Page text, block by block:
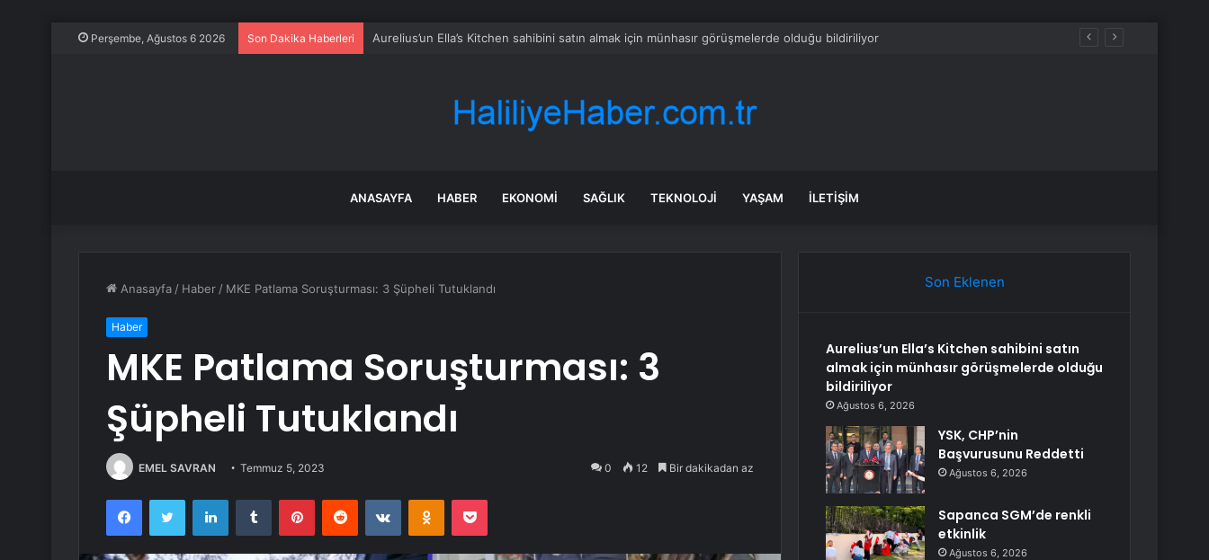
Perşembe, Ağustos 6 2026 Son Dakika Haberleri YSK, CHP’nin Başvurusunu Reddetti
ANASAYFA HABER EKONOMI SAĞLIK TEKNOLOJI YAŞAM İLETIŞIM
Anasayfa / Haber / MKE Patlama Soruşturması: 3 Şüpheli Tutuklandı
Haber
MKE Patlama Soruşturması: 3
Şüpheli Tutuklandı
EMEL SAVRAN Temmuz 5, 2023 0 12 Bir dakikadan az
FacebookTwitter LinkedInTumblr PinterestReddit VKontakteOdnoklassniki
Pocket
Son Eklenen
Aurelius’un Ella’s Kitchen sahibini satın
almak için münhasır görüşmelerde olduğu
bildiriliyor
Ağustos 6, 2026
YSK, CHP’nin
Başvurusunu Reddetti
Ağustos 6, 2026
Sapanca SGM’de renkli
etkinlik
Ağustos 6, 2026